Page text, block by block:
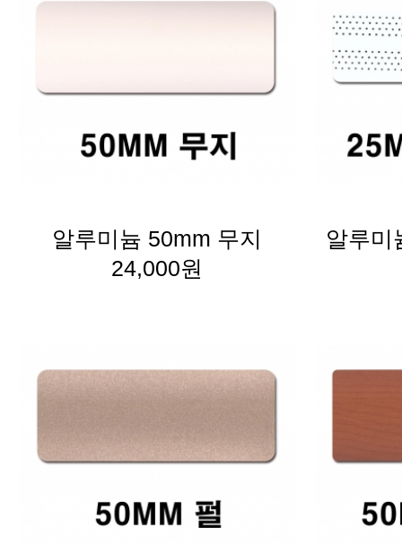
알루미늄 50mm 무지
24,000원
알루미